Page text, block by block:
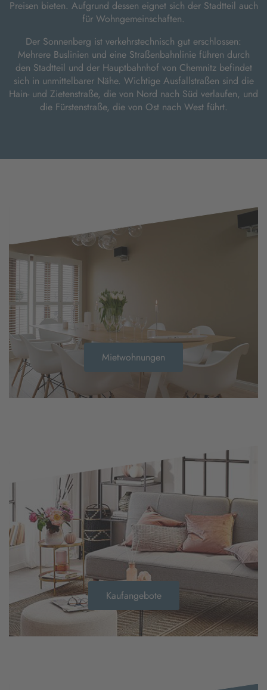
Preisen bieten. Aufgrund dessen eignet sich der Stadtteil auch
für Wohngemeinschaften.
Der Sonnenberg ist verkehrstechnisch gut erschlossen:
Mehrere Buslinien und eine Straßenbahnlinie führen durch
den Stadtteil und der Hauptbahnhof von Chemnitz befindet
sich in unmittelbarer Nähe. Wichtige Ausfallstraßen sind die
Hain- und Zietenstraße, die von Nord nach Süd verlaufen, und
die Fürstenstraße, die von Ost nach West führt.
Mietwohnungen
Kaufangebote